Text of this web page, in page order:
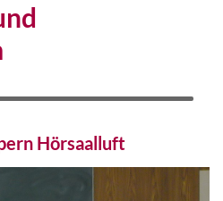
Hörsaalluft